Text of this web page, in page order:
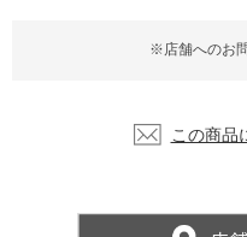
※店舗へのお
この商品